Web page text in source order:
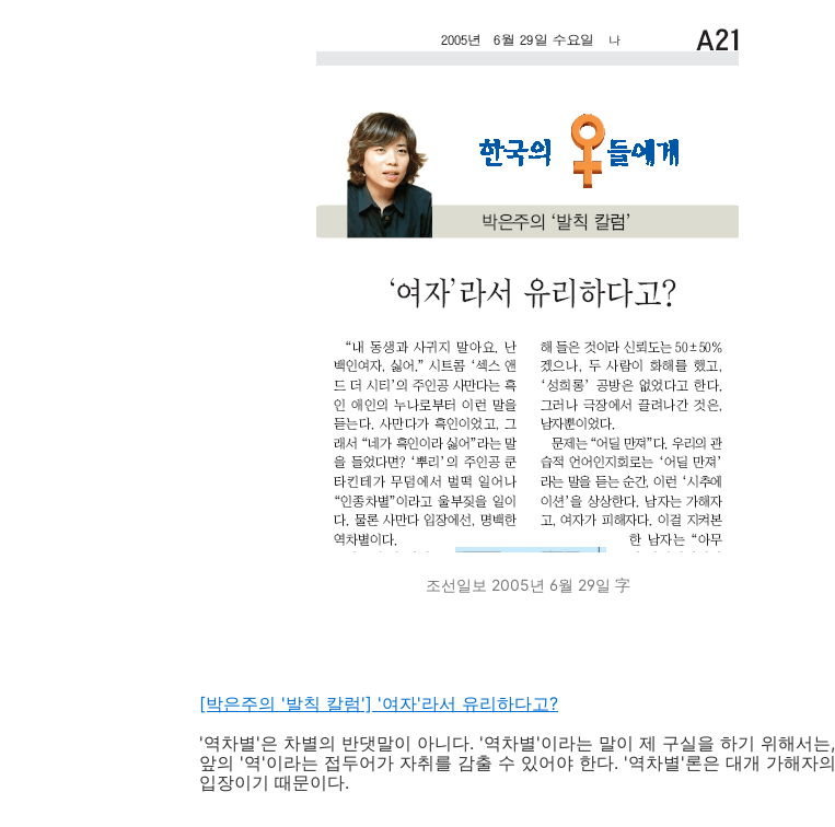
조선일보 2005년 6월 29일 字
[박은주의 '발칙 칼럼'] '여자'라서 유리하다고?
'역차별'은 차별의 반댓말이 아니다. '역차별'이라는 말이 제 구실을 하기 위해서는,
앞의 '역'이라는 접두어가 자취를 감출 수 있어야 한다. '역차별'론은 대개 가해자의
입장이기 때문이다.